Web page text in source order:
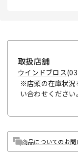
取扱店舗
ウインドブロス
※店頭の在庫状況
い合わせください。
商品についてのお問